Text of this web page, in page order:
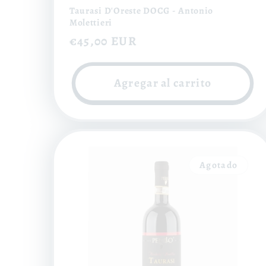
Taurasi D'Oreste DOCG - Antonio
Molettieri
Precio
€45,00 EUR
Agregar al carrito
Agotado